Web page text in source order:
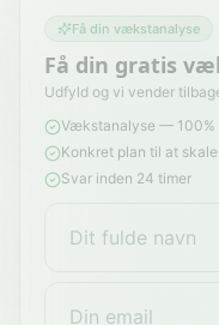
Få din vækstanalyse
Få din gratis
Udfyld og vi vender
Vækstanalyse — 100%
Konkret plan til at
Svar inden 24 timer